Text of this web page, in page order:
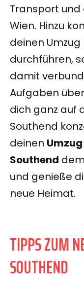
Transport und
Wien. Hinzu
deinen
durchführen,
damit
Aufgaben
dich ganz auf
Southend
deinen
Southend
und genieße
neue Heimat.
TIPPS ZUM
SOUTHEND